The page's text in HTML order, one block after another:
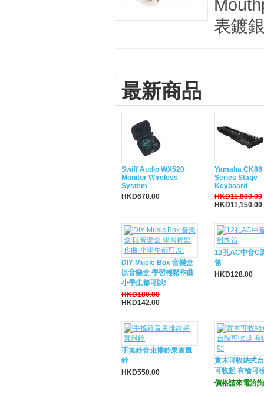
表鍍
最新商品
Swiff Audio WX520
Monitor Wireless
System
HKD678.00
Yamaha CK88
Series Stage
Keyboard
HKD11,800.00
HKD11,150.00
DIY Music Box 音樂盒
以音樂盒 學習輕鬆作曲
小學生都可以!
HKD180.00
HKD142.00
12孔AC中音C
笛
HKD128.00
手搖鈴音束排鈴果實風
鈴
HKD550.00
實木可收納式
可收起 有輪可
價格請來電洽詢